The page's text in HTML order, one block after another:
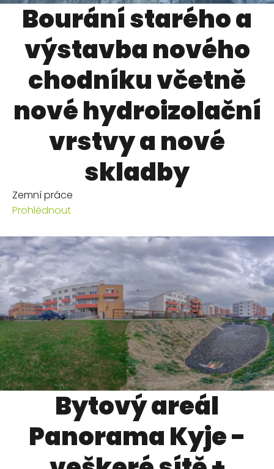
Bourání starého a
výstavba nového
chodníku včetně
nové hydroizolační
vrstvy a nové
skladby
Zemní práce
Prohlédnout
Bytový areál
Panorama Kyje -